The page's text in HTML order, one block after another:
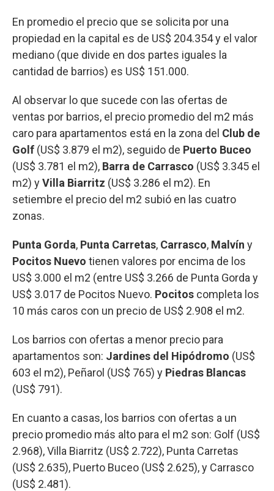
En promedio el precio que se solicita por una
propiedad en la capital es de US$ 204.354 y el valor
mediano (que divide en dos partes iguales la
cantidad de barrios) es US$ 151.000.
Al observar lo que sucede con las ofertas de
ventas por barrios, el precio promedio del m2 más
caro para apartamentos está en la zona del Club de
Golf (US$ 3.879 el m2), seguido de Puerto Buceo
(US$ 3.781 el m2), Barra de Carrasco (US$ 3.345 el
m2) yVilla Biarritz (US$ 3.286 el m2). En
setiembre el precio del m2 subió en las cuatro
zonas.
Punta Gorda, Punta Carretas, Carrasco, Malvín y
Pocitos Nuevo tienen valores por encima de los
US$ 3.000 el m2 (entre US$ 3.266 de Punta Gorda y
US$ 3.017 de Pocitos Nuevo. Pocitos completa los
10 más caros con un precio de US$ 2.908 el m2.
Los barrios con ofertas a menor precio para
apartamentos son: Jardines del Hipódromo (US$
603 el m2), Peñarol (US$ 765) y Piedras Blancas
(US$ 791).
En cuanto a casas, los barrios con ofertas a un
precio promedio más alto para el m2 son: Golf (US$
2.968), Villa Biarritz (US$ 2.722), Punta Carretas
(US$ 2.635), Puerto Buceo (US$ 2.625), y Carrasco
(US$ 2.481).